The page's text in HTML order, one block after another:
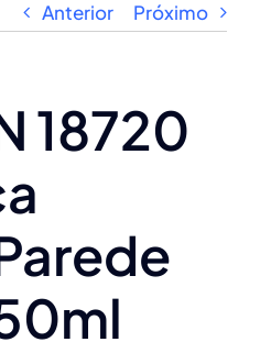
Anterior Próximo
18720